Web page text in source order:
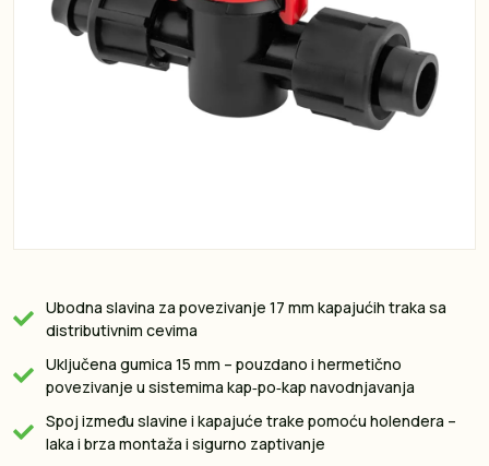
Ubodna slavina za povezivanje 17 mm kapajućih traka sa
distributivnim cevima
Uključena gumica 15 mm – pouzdano i hermetično
povezivanje u sistemima kap‑po‑kap navodnjavanja
Spoj između slavine i kapajuće trake pomoću holendera –
laka i brza montaža i sigurno zaptivanje